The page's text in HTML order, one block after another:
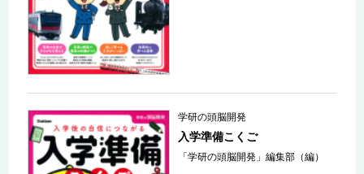
学研の頭脳開発
入学準備こくご
「学研の頭脳開発」編集部（編）